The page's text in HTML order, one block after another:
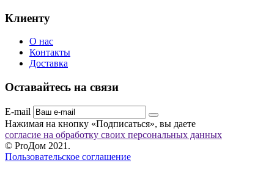
Клиенту
О нас
Контакты
Доставка
Оставайтесь на связи
E-mail
Нажимая на кнопку «Подписаться», вы даете
согласие на обработку своих персональных данных
© ProДом 2021.
Пользовательское соглашение